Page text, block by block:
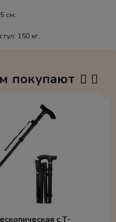
см;
150 кг.
покупают
с Т-